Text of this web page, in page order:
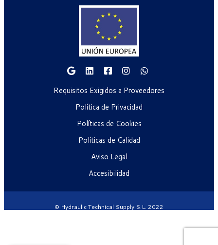
Requisitos Exigidos a Proveedores
Política de Privacidad
Políticas de Cookies
Políticas de Calidad
Aviso Legal
Accesibilidad
© Hydraulic Technical Supply S.L. 2022